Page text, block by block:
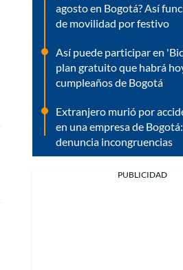
agosto en Bogotá? Así
de movilidad por festivo
Así puede participar en
plan gratuito que habrá
cumpleaños de Bogotá
Extranjero murió por
en una empresa de
denuncia incongruencias
PUBLICIDAD